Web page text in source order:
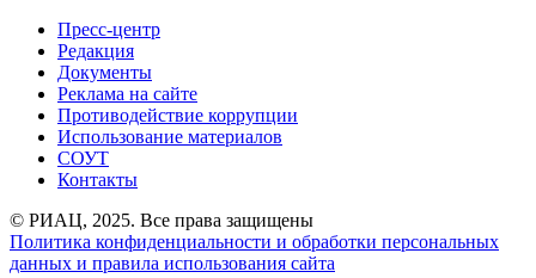
Пресс-центр
Редакция
Документы
Реклама на сайте
Противодействие коррупции
Использование материалов
СОУТ
Контакты
© РИАЦ, 2025. Все права защищены
Политика конфиденциальности и обработки персональных
данных и правила использования сайта